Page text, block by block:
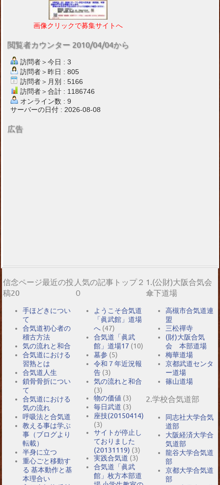
画像クリックで募集サイトへ
閲覧者カウンター 2010/04/04から
訪問者＞今日 : 3
訪問者＞昨日 : 805
訪問者＞月別 : 5166
訪問者＞合計 : 1186746
オンライン数 : 9
サーバーの日付 : 2026-08-08
広告
信念ページ最近の投
稿20
手ほどきについ
て
合気道初心者の
稽古方法
気の流れと和合
合気道における
習熟とは
合気道人生
鎖骨骨折につい
て
合気道における
気の流れ
呼吸法と合気道
教える事は学ぶ
事（ブログより
転載）
半身に立つ
重心ごと移動す
る 基本動作と基
本理合い
人気の記事トップ２
０
ようこそ合気道
「眞武館」道場
へ (47)
合気道「眞武
館」道場17 (10)
墓参 (5)
令和７年近況報
告 (3)
気の流れと和合
(3)
物の価値 (3)
毎日武道 (3)
座技(20150414)
(3)
サイトが停止し
ておりました
(20131119) (3)
実践合気道 (3)
合気道「眞武
館」枚方本部道
1.(公財)大阪合気会
傘下道場
高槻市合気道連
盟
三松禪寺
(財)大阪合気
会 本部道場
梅華道場
京都武道センタ
ー道場
篠山道場
2.学校合気道部
同志社大学合気
道部
大阪経済大学合
気道部
龍谷大学合気道
部
京都大学合気道
部